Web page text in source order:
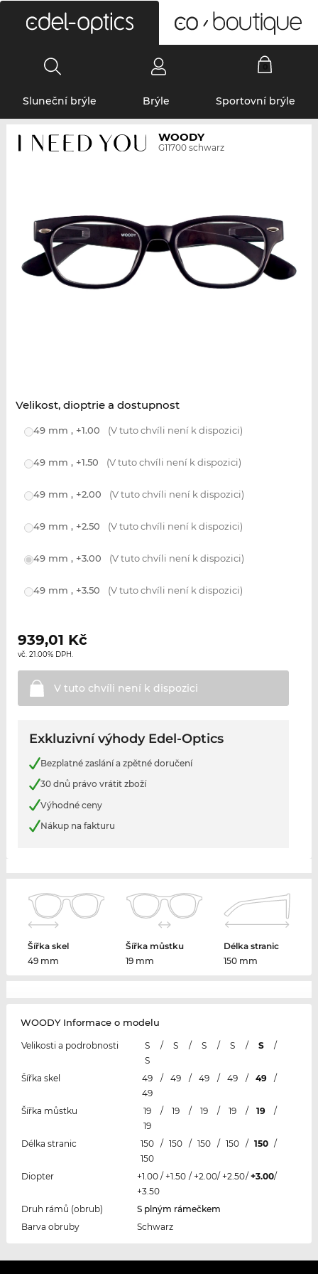
Sluneční brýle Brýle Sportovní brýle
WOODY
G11700 schwarz
Velikost, dioptrie a dostupnost
49 mm , +1.00 (V tuto chvíli není k dispozici)
49 mm , +1.50 (V tuto chvíli není k dispozici)
49 mm , +2.00 (V tuto chvíli není k dispozici)
49 mm , +2.50 (V tuto chvíli není k dispozici)
49 mm , +3.00 (V tuto chvíli není k dispozici)
49 mm , +3.50 (V tuto chvíli není k dispozici)
939,01 Kč
vč. 21.00% DPH.
V tuto chvíli není k dispozici
Exkluzivní výhody Edel-Optics
Bezplatné zaslání a zpětné doručení
30 dnů právo vrátit zboží
Výhodné ceny
Nákup na fakturu
Šířka skel
49 mm
Šířka můstku
19 mm
Délka stranic
150 mm
WOODY Informace o modelu
Velikosti a podrobnosti S / S / S / S / S
/
S
Šířka skel
49 / 49 / 49 / 49 / 49
/
49
Šířka můstku
19 / 19 / 19 / 19 / 19
/
19
Délka stranic
150 / 150 / 150 / 150 / 150 /
150
Diopter
+1.00 / +1.50 / +2.00/ +2.50/ +3.00/
+3.50
Druh rámů (obrub)
S plným rámečkem
Barva obruby
Schwarz